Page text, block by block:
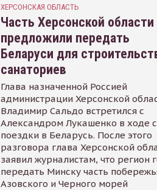
ХЕРСОНСКАЯ ОБЛАСТЬ
Часть Херсонской области
предложили передать
Беларуси для
санаториев
Глава назначенной Россией
администрации Херсонской
Владимир Сальдо встретился с
Александром Лукашенко в ходе
поездки в Беларусь. После этого
разговора глава Херсонской
заявил журналистам, что регион
передать Минску часть
Азовского и Черного морей